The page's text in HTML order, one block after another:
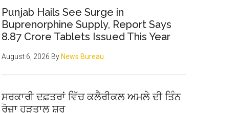
Punjab Hails See Surge in
Buprenorphine Supply, Report Says
8.87 Crore Tablets Issued This Year
August 6, 2026 By News Bureau
ਸਰਕਾਰੀ ਦਫ਼ਤਰਾਂ ਵਿੱਚ ਕਲੈਰੀਕਲ ਅਮਲੇ ਦੀ ਤਿੰਨ
ਰੋਜ਼ਾ ਹੜਤਾਲ ਸ਼ੁਰੂ